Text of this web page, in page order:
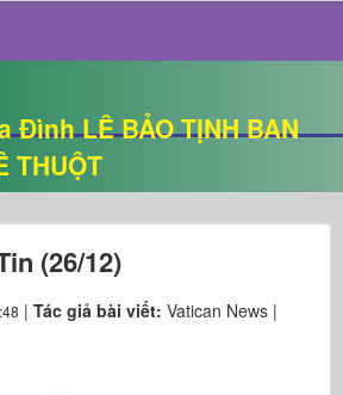
Đình LÊ BẢO TỊNH BAN
THUỘT
(26/12)
| Tác giả bài viết: Vatican News |